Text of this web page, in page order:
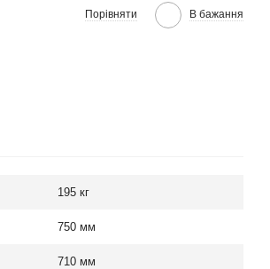
Порівняти В бажання
195 кг
750 мм
710 мм